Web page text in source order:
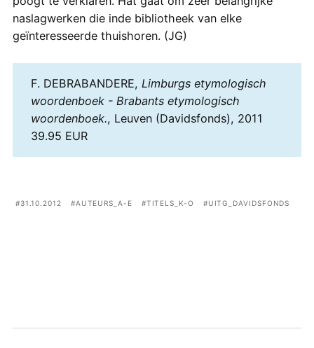
naslagwerken die inde bibliotheek van elke
geïnteresseerde thuishoren. (JG)
F. DEBRABANDERE, Limburgs etymologisch
woordenboek - Brabants etymologisch
woordenboek., Leuven (Davidsfonds), 2011
39.95 EUR
31.10.2012 AUTEURS_A-E TITELS_K-O UITG_DAVIDSFONDS